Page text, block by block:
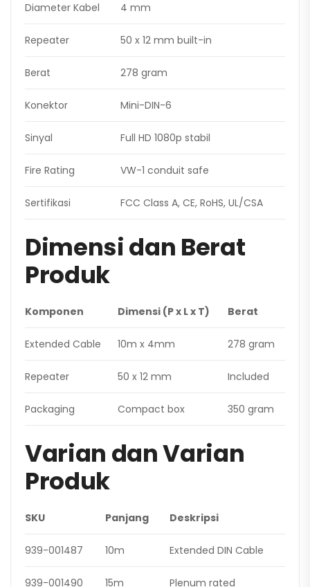
Diameter Kabel 4 mm
Repeater 50 x 12 mm built-in
Berat 278 gram
Konektor Mini-DIN-6
Sinyal Full HD 1080p stabil
Fire Rating VW-1 conduit safe
Sertifikasi FCC Class A, CE, RoHS, UL/CSA
Dimensi dan Berat
Produk
Komponen Dimensi (P x L x T) Berat
Extended Cable 10m x 4mm 278 gram
Repeater 50 x 12 mm Included
Packaging Compact box 350 gram
Varian dan Varian
Produk
SKU Panjang Deskripsi
939-001487 10m Extended DIN Cable
939-001490 15m Plenum rated